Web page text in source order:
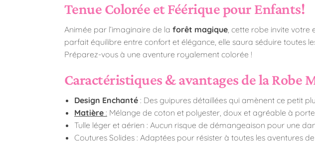
Tenue Colorée et Féérique pour Enfants!
Animée par l’imaginaire de la forêt magique, cette robe invite votre
parfait équilibre entre confort et élégance, elle saura séduire toutes
Préparez-vous à une aventure royalement colorée !
Caractéristiques & avantages de la Robe
Design Enchanté: Des guipures détaillées qui amènent ce petit
Matière: Mélange de coton et polyester, doux et agréable à
Tulle léger et aérien : Aucun risque de démangeaison pour une
Coutures Solides : Adaptées pour résister à toutes les aventures